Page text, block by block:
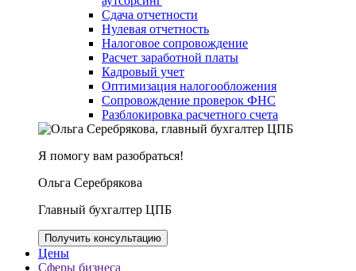
Сдача отчетности
Нулевая отчетность
Налоговое сопровождение
Расчет заработной платы
Кадровый учет
Оптимизация налогообложения
Сопровождение проверок ФНС
Разблокировка расчетного счета
Я помогу вам разобраться!
Ольга Серебрякова
Главный бухгалтер ЦПБ
Получить консультацию
Цены
Сферы бизнеса